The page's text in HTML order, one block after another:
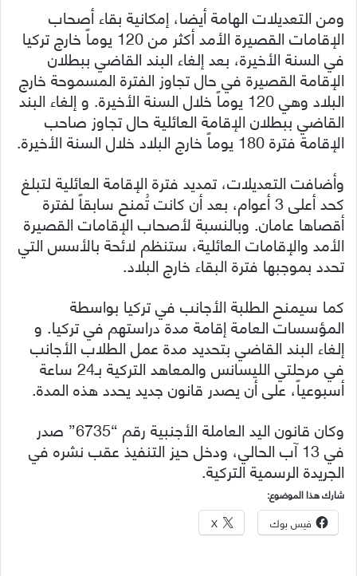
ومن التعديلات الهامة أيضا، إمكانية بقاء أصحاب
الإقامات القصيرة الأمد أكثر من 120 يوماً خارج تركيا
في السنة الأخيرة، بعد إلغاء البند القاضي ببطلان
الإقامة القصيرة في حال تجاوز الفترة المسموحة خارج
البلاد وهي 120 يوماً خلال السنة الأخيرة. و إلغاء البند
القاضي ببطلان الإقامة العائلية حال تجاوز صاحب
الإقامة فترة 180 يوماً خارج البلاد خلال السنة الأخيرة.
وأضافت التعديلات، تمديد فترة الإقامة العائلية لتبلغ
كحد أعلى 3 أعوام، بعد أن كانت تُمنح سابقاً لفترة
أقصاها عامان. وبالنسبة لأصحاب الإقامات القصيرة
الأمد والإقامات العائلية، ستنظم لائحة بالأسس التي
تحدد بموجبها فترة البقاء خارج البلاد.
كما سيمنح الطلبة الأجانب في تركيا بواسطة
المؤسسات العامة إقامة مدة دراستهم في تركيا. و
إلغاء البند القاضي بتحديد مدة عمل الطلاب الأجانب
في مرحلتي الليسانس والمعاهد التركية بـ24 ساعة
أسبوعياً، على أن يصدر قانون جديد يحدد هذه المدة.
وكان قانون اليد العاملة الأجنبية رقم “6735” صدر
في 13 آب الحالي، ودخل حيز التنفيذ عقب نشره في
الجريدة الرسمية التركية.
شارك هذا الموضوع:
فيس بوك X